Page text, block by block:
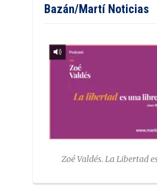
Bazán/Martí Noticias
Zoé Valdés. La Libertad